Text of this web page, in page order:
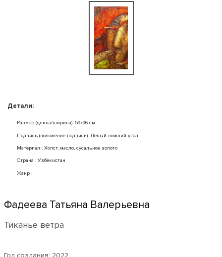
Детали:
Размер (длина/ширина): 59x96 см
Подпись (положение подписи): Левый нижний угол
Mатериал : Холст, масло, сусальное золото
Страна : Узбекистан
Жанр :
Фадеева Татьяна Валерьевна
Тиканье ветра
Год создания: 2022